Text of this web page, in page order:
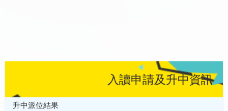
入讀申請及升中資訊
升中派位結果